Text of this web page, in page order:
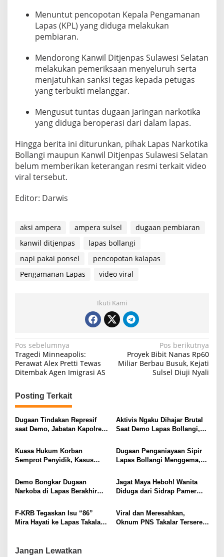
Menuntut pencopotan Kepala Pengamanan
Lapas (KPL) yang diduga melakukan
pembiaran.
Mendorong Kanwil Ditjenpas Sulawesi Selatan
melakukan pemeriksaan menyeluruh serta
menjatuhkan sanksi tegas kepada petugas
yang terbukti melanggar.
Mengusut tuntas dugaan jaringan narkotika
yang diduga beroperasi dari dalam lapas.
Hingga berita ini diturunkan, pihak Lapas Narkotika
Bollangi maupun Kanwil Ditjenpas Sulawesi Selatan
belum memberikan keterangan resmi terkait video
viral tersebut.
Editor: Darwis
aksi ampera ampera sulsel
dugaan pembiaran
kanwil ditjenpas
lapas bollangi
napi pakai ponsel
pencopotan kalapas
Pengamanan Lapas
video viral
Ikuti Kami
N
a
v
i
g
a
s
i
p
s
Pos sebelumnya
Tragedi Minneapolis:
Perawat Alex Pretti Tewas
Ditembak Agen Imigrasi AS
Pos berikutnya
Proyek Bibit Nanas Rp60
Miliar Berbau Busuk, Kejati
Sulsel Diuji Nyali
Posting Terkait
Dugaan Tindakan Represif
saat Demo, Jabatan Kapolres
Aktivis Ngaku Dihajar Brutal
Saat Demo Lapas Bollangi,
Dikaburkan
Kuasa Hukum Korban
Semprot Penyidik, Kasus
Lamban
Dugaan Penganiayaan Sipir
Lapas Bollangi Menggema,
Bengkok
Demo Bongkar Dugaan
Narkoba di Lapas Berakhir
Diseret Petugas
Jagat Maya Heboh! Wanita
Diduga dari Sidrap Pamer
Selidiki
F-KRB Tegaskan Isu “86”
Mira Hayati ke Lapas Takalar
Viral dan Meresahkan,
Oknum PNS Takalar Terseret
Jangan Lewatkan